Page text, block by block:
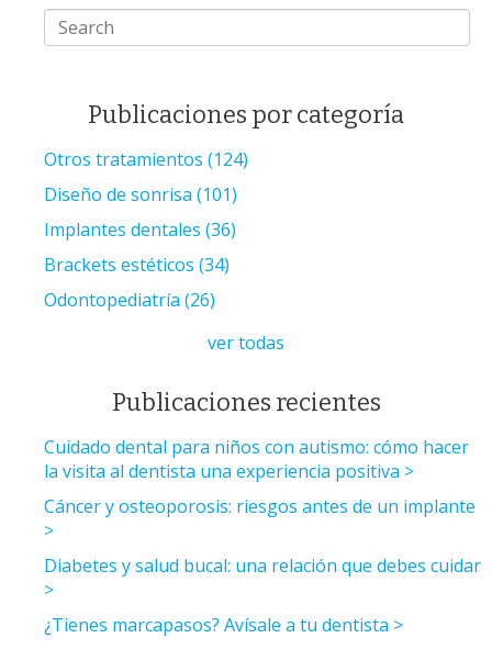
Publicaciones por categoría
Otros tratamientos (124)
Diseño de sonrisa (101)
Implantes dentales (36)
Brackets estéticos (34)
Odontopediatría (26)
ver todas
Publicaciones recientes
Cuidado dental para niños con autismo: cómo hacer
la visita al dentista una experiencia positiva
Cáncer y osteoporosis: riesgos antes de un implante
Diabetes y salud bucal: una relación que debes cuidar
¿Tienes marcapasos? Avísale a tu dentista